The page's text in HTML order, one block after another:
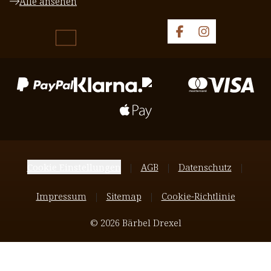
AGB Datenschutz
Impressum Sitemap Cookie-Richtlinie
© 2026 Bärbel Drexel